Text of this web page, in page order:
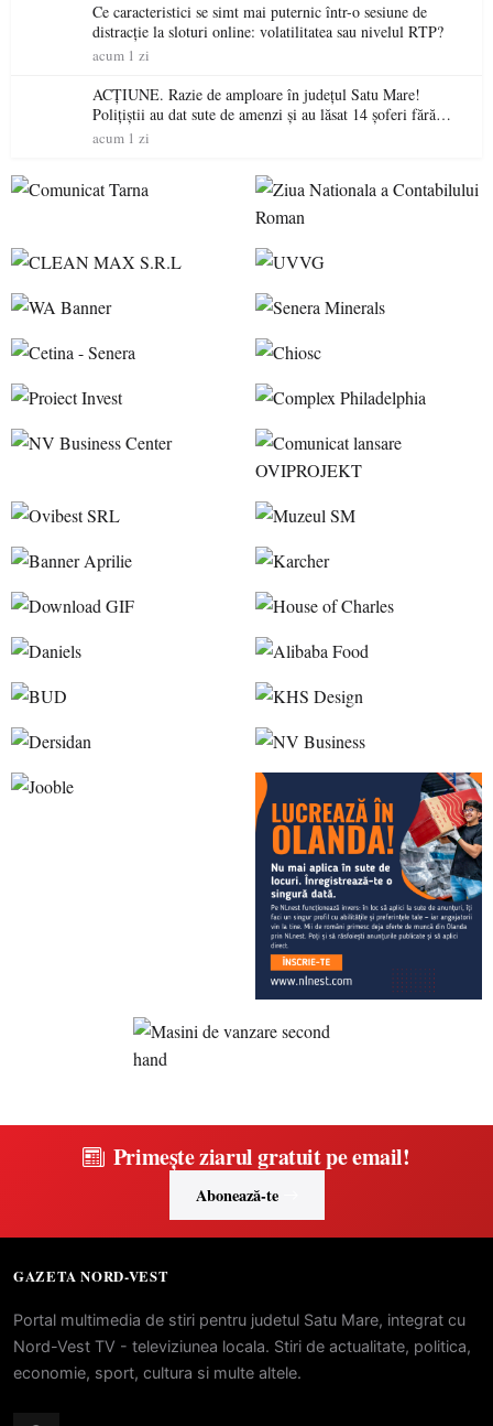
Ce caracteristici se simt mai puternic într-o sesiune de
distracție la sloturi online: volatilitatea sau nivelul RTP?
acum 1 zi
ACȚIUNE. Razie de amploare în județul Satu Mare!
Polițiștii au dat sute de amenzi și au lăsat 14 șoferi fără
permis într-o singură zi
acum 1 zi
Primește ziarul gratuit pe email!
Abonează-te
GAZETA NORD-VEST
Portal multimedia de stiri pentru judetul Satu Mare, integrat cu
Nord-Vest TV - televiziunea locala. Stiri de actualitate, politica,
economie, sport, cultura si multe altele.